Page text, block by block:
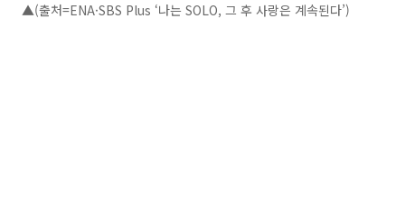
▲(출처=ENA·SBS Plus ‘나는 SOLO, 그 후 사랑은 계속된다’)